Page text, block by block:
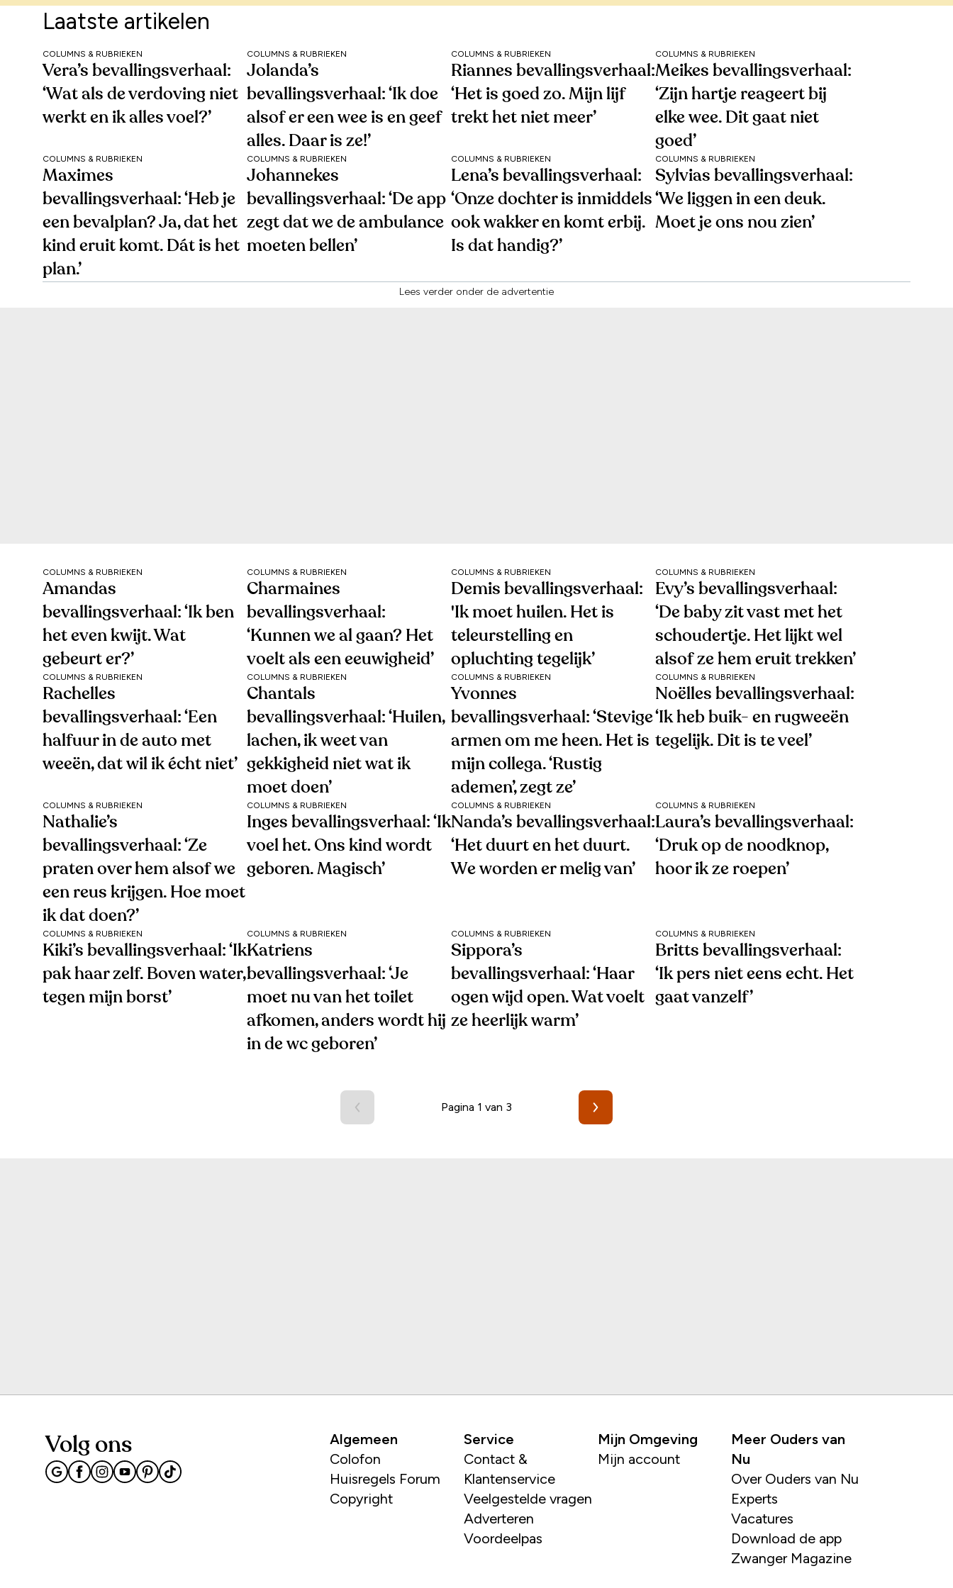
Laatste artikelen
COLUMNS & RUBRIEKEN
Vera’s bevallingsverhaal:
‘Wat als de verdoving niet
werkt en ik alles voel?’
COLUMNS & RUBRIEKEN
Jolanda’s
bevallingsverhaal: ‘Ik doe
alsof er een wee is en geef
alles. Daar is ze!’
COLUMNS & RUBRIEKEN
Riannes bevallingsverhaal:
‘Het is goed zo. Mijn lijf
trekt het niet meer’
COLUMNS & RUBRIEKEN
Meikes bevallingsverhaal:
‘Zijn hartje reageert bij
elke wee. Dit gaat niet
goed’
COLUMNS & RUBRIEKEN
Maximes
bevallingsverhaal: ‘Heb je
een bevalplan? Ja, dat het
kind eruit komt. Dát is het
plan.’
COLUMNS & RUBRIEKEN
Johannekes
bevallingsverhaal: ‘De app
zegt dat we de ambulance
moeten bellen’
COLUMNS & RUBRIEKEN
Lena’s bevallingsverhaal:
‘Onze dochter is inmiddels
ook wakker en komt erbij.
Is dat handig?’
COLUMNS & RUBRIEKEN
Sylvias bevallingsverhaal:
‘We liggen in een deuk.
Moet je ons nou zien’
Lees verder onder de advertentie
COLUMNS & RUBRIEKEN
Amandas
bevallingsverhaal: ‘Ik ben
het even kwijt. Wat
gebeurt er?’
COLUMNS & RUBRIEKEN
Charmaines
bevallingsverhaal:
‘Kunnen we al gaan? Het
voelt als een eeuwigheid’
COLUMNS & RUBRIEKEN
Demis bevallingsverhaal:
'Ik moet huilen. Het is
teleurstelling en
opluchting tegelijk’
COLUMNS & RUBRIEKEN
Evy’s bevallingsverhaal:
‘De baby zit vast met het
schoudertje. Het lijkt wel
alsof ze hem eruit trekken’
COLUMNS & RUBRIEKEN
Rachelles
bevallingsverhaal: ‘Een
halfuur in de auto met
weeën, dat wil ik écht niet’
COLUMNS & RUBRIEKEN
Chantals
bevallingsverhaal: ‘Huilen,
lachen, ik weet van
gekkigheid niet wat ik
moet doen’
COLUMNS & RUBRIEKEN
Yvonnes
bevallingsverhaal: ‘Stevige
armen om me heen. Het is
mijn collega. ‘Rustig
ademen’, zegt ze’
COLUMNS & RUBRIEKEN
Noëlles bevallingsverhaal:
‘Ik heb buik- en rugweeën
tegelijk. Dit is te veel’
COLUMNS & RUBRIEKEN
Nathalie’s
bevallingsverhaal: ‘Ze
praten over hem alsof we
een reus krijgen. Hoe moet
ik dat doen?’
COLUMNS & RUBRIEKEN
Inges bevallingsverhaal: ‘Ik
voel het. Ons kind wordt
geboren. Magisch’
COLUMNS & RUBRIEKEN
Nanda’s bevallingsverhaal:
‘Het duurt en het duurt.
We worden er melig van’
COLUMNS & RUBRIEKEN
Laura’s bevallingsverhaal:
‘Druk op de noodknop,
hoor ik ze roepen’
COLUMNS & RUBRIEKEN
Kiki’s bevallingsverhaal: ‘Ik
pak haar zelf. Boven water,
tegen mijn borst’
COLUMNS & RUBRIEKEN
Katriens
bevallingsverhaal: ‘Je
moet nu van het toilet
afkomen, anders wordt hij
in de wc geboren’
COLUMNS & RUBRIEKEN
Sippora’s
bevallingsverhaal: ‘Haar
ogen wijd open. Wat voelt
ze heerlijk warm’
COLUMNS & RUBRIEKEN
Britts bevallingsverhaal:
‘Ik pers niet eens echt. Het
gaat vanzelf’
Pagina 1 van 3
Volg ons
Algemeen
Colofon
Huisregels Forum
Copyright
Service
Contact &
Klantenservice
Veelgestelde vragen
Adverteren
Voordeelpas
Mijn Omgeving
Mijn account
Meer Ouders van
Nu
Over Ouders van Nu
Experts
Vacatures
Download de app
Zwanger Magazine